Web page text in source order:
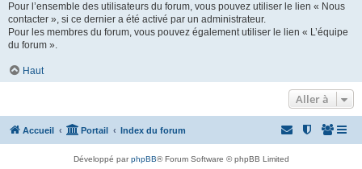
Pour l’ensemble des utilisateurs du forum, vous pouvez utiliser le lien « Nous
contacter », si ce dernier a été activé par un administrateur.
Pour les membres du forum, vous pouvez également utiliser le lien « L’équipe
du forum ».
Haut
Aller à
Accueil Portail Index du forum
Développé parphpBB® Forum Software © phpBB Limited